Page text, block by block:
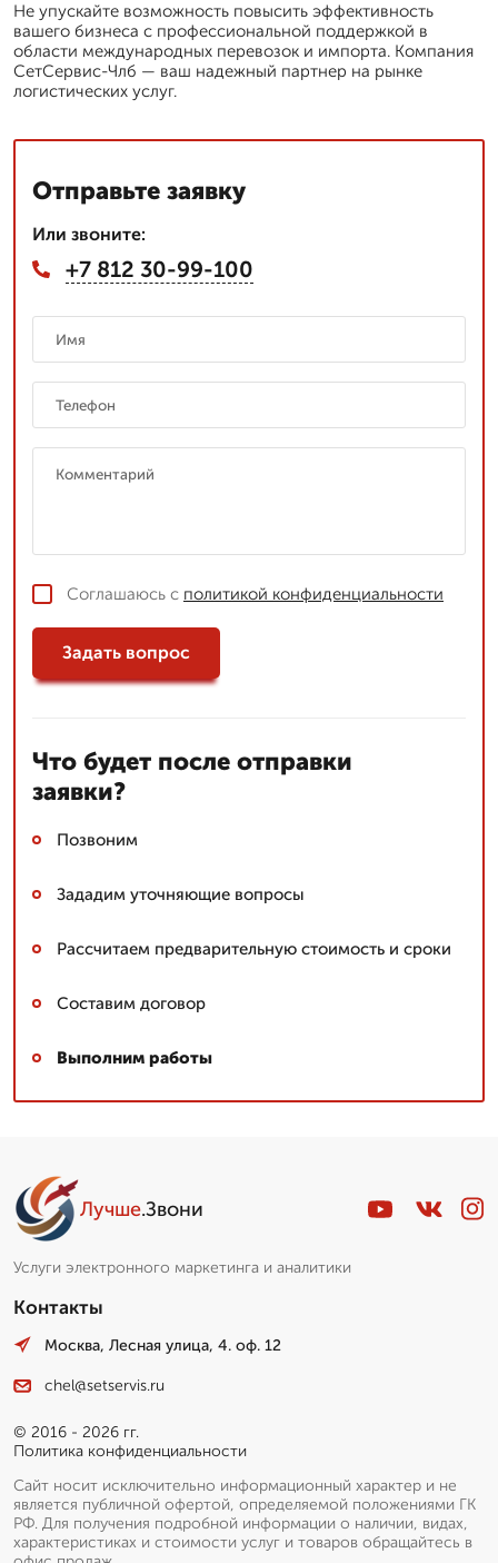
Не упускайте возможность повысить эффективность
вашего бизнеса с профессиональной поддержкой в
области международных перевозок и импорта. Компания
СетСервис-Члб — ваш надежный партнер на рынке
логистических услуг.
Отправьте заявку
Или звоните:
+7 812 30-99-100
Соглашаюсь с политикой конфиденциальности
Задать вопрос
Что будет после отправки
заявки?
Позвоним
Зададим уточняющие вопросы
Рассчитаем предварительную стоимость и сроки
Составим договор
Выполним работы
Лучше.Звони
Услуги электронного маркетинга и аналитики
Контакты
Москва, Лесная улица, 4. оф. 12
chel@setservis.ru
© 2016 - 2026 гг.
Политика конфиденциальности
Сайт носит исключительно информационный характер и не
является публичной офертой, определяемой положениями ГК
РФ. Для получения подробной информации о наличии, видах,
характеристиках и стоимости услуг и товаров обращайтесь в